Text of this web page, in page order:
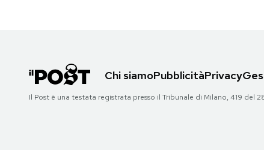
Chi siamoPubblicitàPrivacy
Il Post è una testata registrata presso il Tribunale di Milano, 419 del